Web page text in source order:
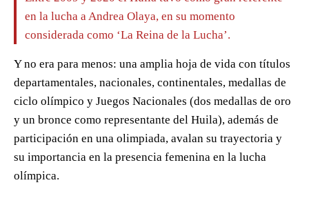
en la lucha a Andrea Olaya, en su momento
considerada como ‘La Reina de la Lucha’.
Y no era para menos: una amplia hoja de vida con títulos
departamentales, nacionales, continentales, medallas de
ciclo olímpico y Juegos Nacionales (dos medallas de oro
y un bronce como representante del Huila), además de
participación en una olimpiada, avalan su trayectoria y
su importancia en la presencia femenina en la lucha
olímpica.